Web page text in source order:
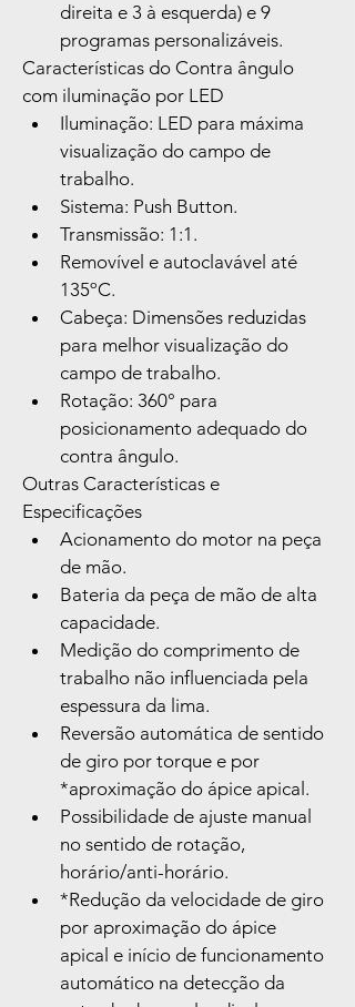
direita e 3 à esquerda) e 9
programas personalizáveis.
Características do Contra ângulo
com iluminação por LED
Iluminação: LED para máxima
visualização do campo de
trabalho.
Sistema: Push Button.
Transmissão: 1:1.
Removível e autoclavável até
135ºC.
Cabeça: Dimensões reduzidas
para melhor visualização do
campo de trabalho.
Rotação: 360° para
posicionamento adequado do
contra ângulo.
Outras Características e
Especificações
Acionamento do motor na peça
de mão.
Bateria da peça de mão de alta
capacidade.
Medição do comprimento de
trabalho não influenciada pela
espessura da lima.
Reversão automática de sentido
de giro por torque e por
*aproximação do ápice apical.
Possibilidade de ajuste manual
no sentido de rotação,
horário/anti-horário.
*Redução da velocidade de giro
por aproximação do ápice
apical e início de funcionamento
automático na detecção da